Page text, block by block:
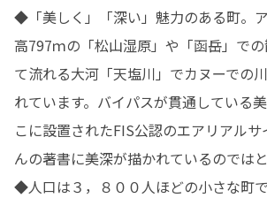
◆「美しく」「深い」魅力のある町。
高797ｍの「松山湿原」や「函岳」で
て流れる大河「天塩川」でカヌーでの
れています。バイパスが貫通している
こに設置されたFIS公認のエアリアル
んの著書に美深が描かれているのでは
◆人口は３，８００人ほどの小さな町